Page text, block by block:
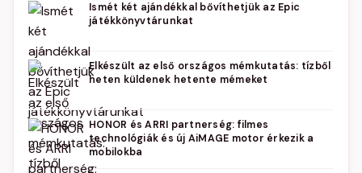
Ismét két ajándékkal bővíthetjük az Epic
játékkönyvtárunkat
Elkészült az első országos mémkutatás: tízből
heten küldenek hetente mémeket
HONOR és ARRI partnerség: filmes
technológiák és új AiMAGE motor érkezik a
mobilokba